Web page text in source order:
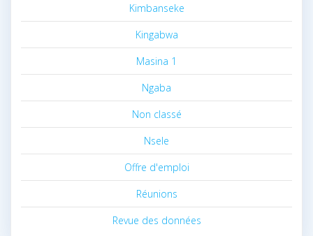
Kimbanseke
Kingabwa
Masina 1
Ngaba
Non classé
Nsele
Offre d'emploi
Réunions
Revue des données